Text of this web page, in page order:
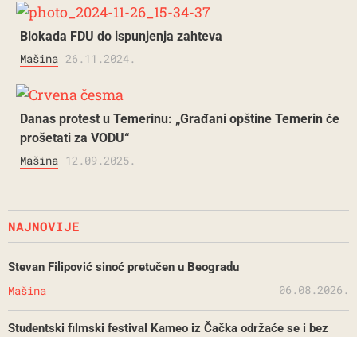
Blokada FDU do ispunjenja zahteva
Mašina 26.11.2024.
Danas protest u Temerinu: „Građani opštine Temerin će
prošetati za VODU“
Mašina 12.09.2025.
NAJNOVIJE
Stevan Filipović sinoć pretučen u Beogradu
Mašina 06.08.2026.
Studentski filmski festival Kameo iz Čačka održaće se i bez